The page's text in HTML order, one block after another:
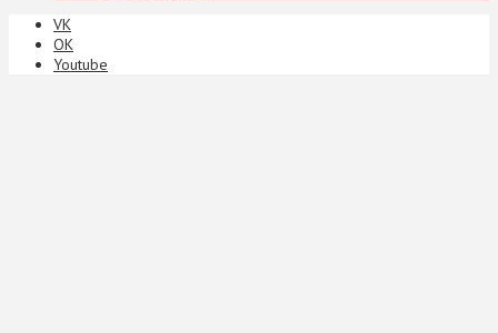
VK
ОК
Youtube